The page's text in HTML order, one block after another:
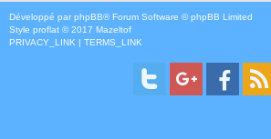
Développé par phpBB® Forum Software © phpBB Limited
Style proflat © 2017 Mazeltof
PRIVACY_LINK | TERMS_LINK